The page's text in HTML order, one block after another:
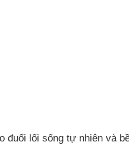
đuổi lối sống tự nhiên và